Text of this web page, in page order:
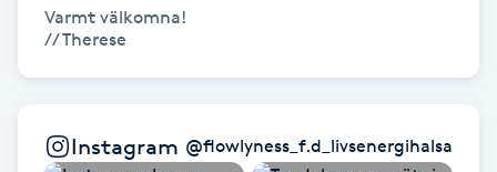
Kinesiologi
Varmt välkomna!
// Therese
Instagram @flowlyness_f.d_livsenergihalsa